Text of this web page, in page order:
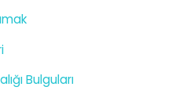
Bulguları